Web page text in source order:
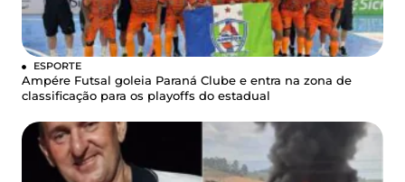
ESPORTE
Ampére Futsal goleia Paraná Clube e entra na zona de
classificação para os playoffs do estadual